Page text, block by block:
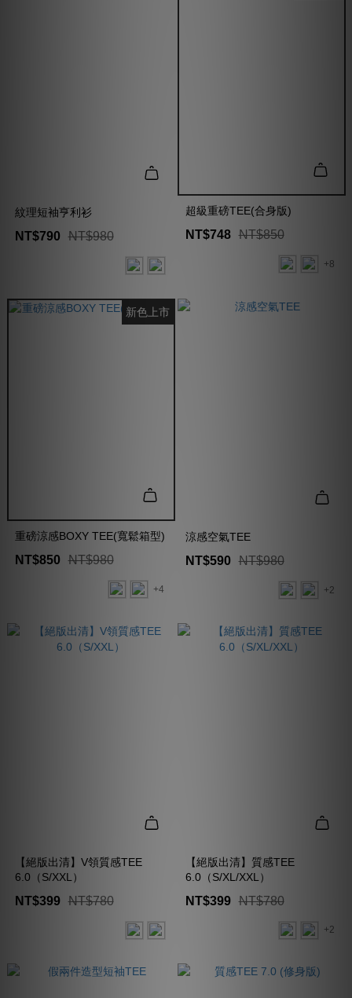
紋理短袖亨利衫
NT$790 NT$980
超級重磅TEE(合身版)
NT$748 NT$850
+8
新色上市
重磅涼感BOXY TEE(寬鬆箱型)
NT$850 NT$980
+4
涼感空氣TEE
NT$590 NT$980
+2
【絕版出清】V領質感TEE
6.0（S/XXL）
NT$399 NT$780
【絕版出清】質感TEE
6.0（S/XL/XXL）
NT$399 NT$780
+2